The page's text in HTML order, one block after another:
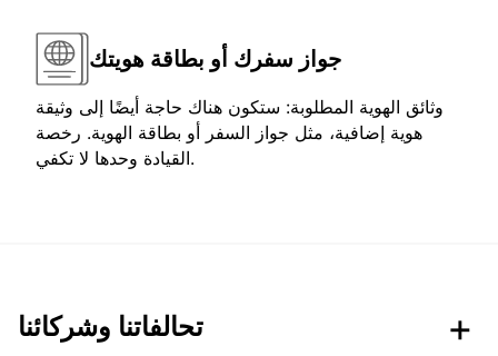
جواز سفرك أو بطاقة هويتك
وثائق الهوية المطلوبة: ستكون هناك حاجة أيضًا إلى وثيقة
هوية إضافية، مثل جواز السفر أو بطاقة الهوية. رخصة
القيادة وحدها لا تكفي.
تحالفاتنا وشركائنا